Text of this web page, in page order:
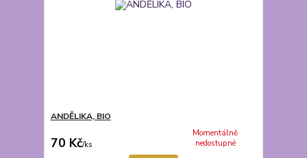
ANDĚLIKA, BIO
70 Kč/ks
Momentálně
nedostupné